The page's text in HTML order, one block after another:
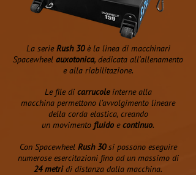
La serieRush 30è la linea di macchinari
Spacewheel auxotonica, dedicata all'allenamento
e alla riabilitazione.
Le file di carrucoleinterne alla
macchina permettono l’avvolgimento lineare
della corda elastica, creando
un movimento fluido econtinuo.
Con Spacewheel Rush 30si possono eseguire
numerose esercitazioni fino ad un massimo di
24 metridi distanza dalla macchina.